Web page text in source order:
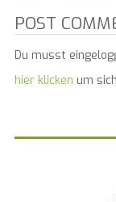
POST
Du musst
hier klicken um